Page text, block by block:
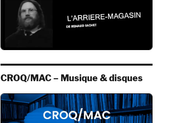
CROQ/MAC – Musique & disques